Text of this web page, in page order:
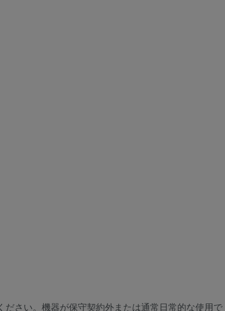
さい。機器が保守契約外または通常日常的な使用で